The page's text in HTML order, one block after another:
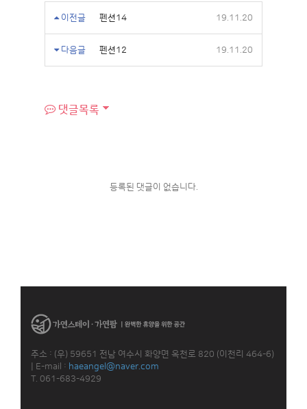
이전글 펜션14 19.11.20
다음글 펜션12 19.11.20
댓글목록
등록된 댓글이 없습니다.
주소 : (우) 59651 전남 여수시 화양면 옥천로 820 (이천리 464-6)
E-mail : haeangel@naver.com
T. 061-683-4929